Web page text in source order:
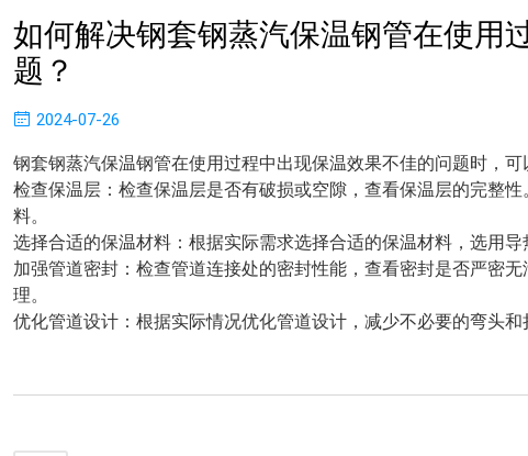
如何解决钢套钢蒸汽保温钢管在使用
题？
2024-07-26
钢套钢蒸汽保温钢管在使用过程中出现保温效果不佳的问题时，可
检查保温层 ：检查保温层是否有破损或空隙，查看保温层的完整
料。
选择合适的保温材料 ：根据实际需求选择合适的保温材料，选用
加强管道密封 ：检查管道连接处的密封性能，查看密封是否严密
理。
优化管道设计 ：根据实际情况优化管道设计，减少不必要的弯头和